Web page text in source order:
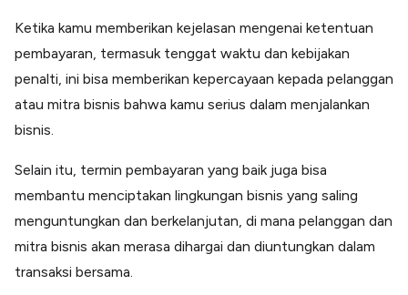
Ketika kamu memberikan kejelasan mengenai ketentuan
pembayaran, termasuk tenggat waktu dan kebijakan
penalti, ini bisa memberikan kepercayaan kepada pelanggan
atau mitra bisnis bahwa kamu serius dalam menjalankan
bisnis.
Selain itu, termin pembayaran yang baik juga bisa
membantu menciptakan lingkungan bisnis yang saling
menguntungkan dan berkelanjutan, di mana pelanggan dan
mitra bisnis akan merasa dihargai dan diuntungkan dalam
transaksi bersama.